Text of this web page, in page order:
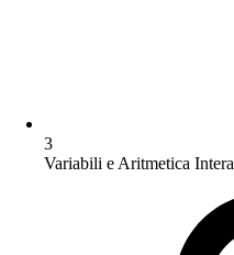
3
Variabili e Aritmetica Intera